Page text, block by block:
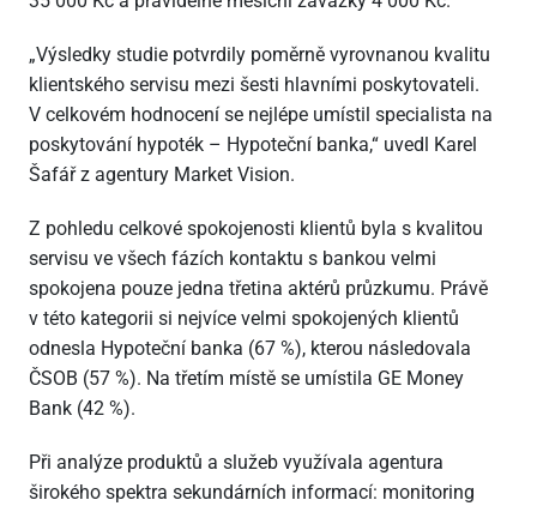
„Výsledky studie potvrdily poměrně vyrovnanou kvalitu
klientského servisu mezi šesti hlavními poskytovateli.
V celkovém hodnocení se nejlépe umístil specialista na
poskytování hypoték – Hypoteční banka,“ uvedl Karel
Šafář z agentury Market Vision.
Z pohledu celkové spokojenosti klientů byla s kvalitou
servisu ve všech fázích kontaktu s bankou velmi
spokojena pouze jedna třetina aktérů průzkumu. Právě
v této kategorii si nejvíce velmi spokojených klientů
odnesla Hypoteční banka (67 %), kterou následovala
ČSOB (57 %). Na třetím místě se umístila GE Money
Bank (42 %).
Při analýze produktů a služeb využívala agentura
širokého spektra sekundárních informací: monitoring